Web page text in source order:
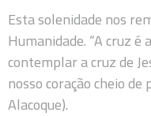
Esta solenidade nos
Humanidade. “A cruz
contemplar a cruz de
nosso coração cheio
Alacoque).